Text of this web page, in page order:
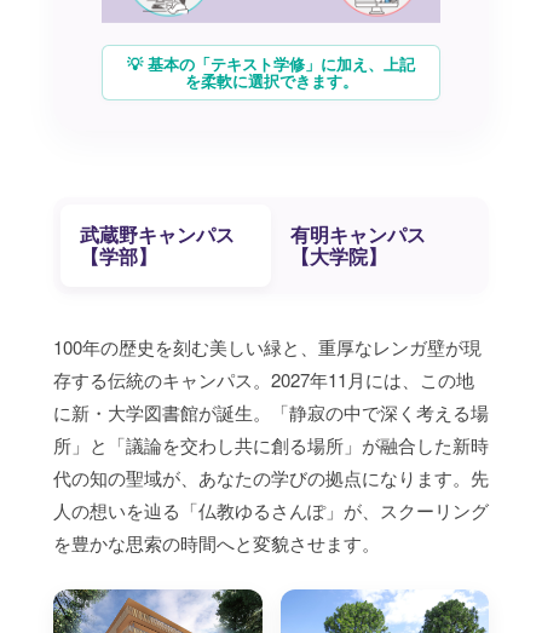
💡 基本の「テキスト学修」に加え、上記
を柔軟に選択できます。
武蔵野キャンパス
【学部】
有明キャンパス
【大学院】
100年の歴史を刻む美しい緑と、重厚なレンガ壁が現
存する伝統のキャンパス。2027年11月には、この地
に新・大学図書館が誕生。「静寂の中で深く考える場
所」と「議論を交わし共に創る場所」が融合した新時
代の知の聖域が、あなたの学びの拠点になります。先
人の想いを辿る「仏教ゆるさんぽ」が、スクーリング
を豊かな思索の時間へと変貌させます。